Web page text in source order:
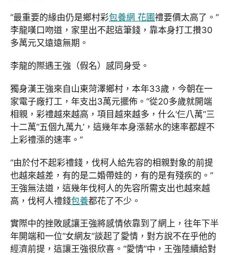
“最重要的緣由仍是鄉村彩包養網 花圃禮要價太高了。”
李龍嘆口吻道，家里出不起這筆錢，靠本身打工攢30
多萬元又遠遠無期。
李龍的際遇王強（假名）感同身受。
獨身漢王強來自山東菏澤鄉村，本年33歲，今朝在一
家電子廠打工，年支出3萬元擺佈。“從20多歲就開端
相親，彩禮越來越高，項目越來越多，什么‘仨八萬’‘三
十二萬’‘五個九萬九’，這幾年本身漲薪水的速率都趕不
上彩禮漲的速率。”
“由於付不起彩禮錢，伐柯人給先容的相親對象的前提
也越來越差，有的是二婚帶娃的，有的是有殘疾的。”
王強無法道，這幾年伐柯人的先容所需支出也越來越
高，伐柯人禮錢包養都花了不少。
實際中的挫敗感讓王強將感情依靠到了網上，往年下半
年開端和一位“女網友”談起了愛情，對方說不在乎他的
經濟前提，這讓王強很欣喜。“愛情”中，王強陸續給對